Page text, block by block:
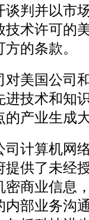
判并以市
术许可的
的条款。
美国公司
技术和知
的产业生成
计算机网
供了未经
商业信息
部业务沟